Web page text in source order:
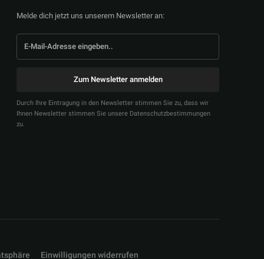
Melde dich jetzt uns unserem Newsletter an:
Zum Newsletter anmelden
Durch Ihre Eintragung in den Newsletter stimmen Sie zu, dass wir
Ihnen Newsletter stimmen Sie unsere Datenschutzbestimmungen
zu.
Einwilligungen widerrufen